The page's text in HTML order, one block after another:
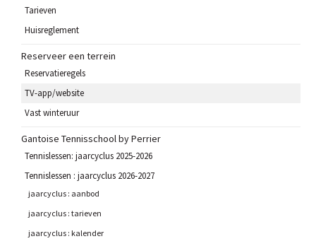
Tarieven
Huisreglement
Reserveer een terrein
Reservatieregels
TV-app/website
Vast winteruur
Gantoise Tennisschool by Perrier
Tennislessen: jaarcyclus 2025-2026
Tennislessen : jaarcyclus 2026-2027
jaarcyclus : aanbod
jaarcyclus : tarieven
jaarcyclus : kalender